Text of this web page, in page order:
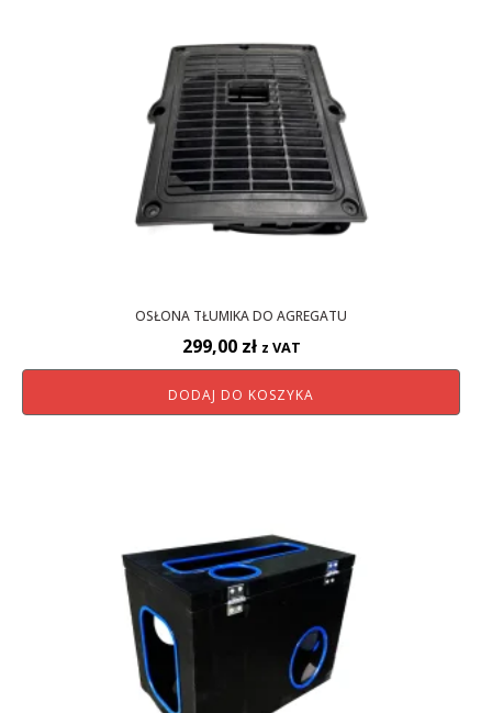
OSŁONA TŁUMIKA DO AGREGATU
299,00 zł z VAT
DODAJ DO KOSZYKA